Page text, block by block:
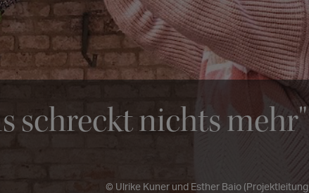
schreckt nichts mehr"
© Ulrike Kuner und Esther Baio (Projektleitung